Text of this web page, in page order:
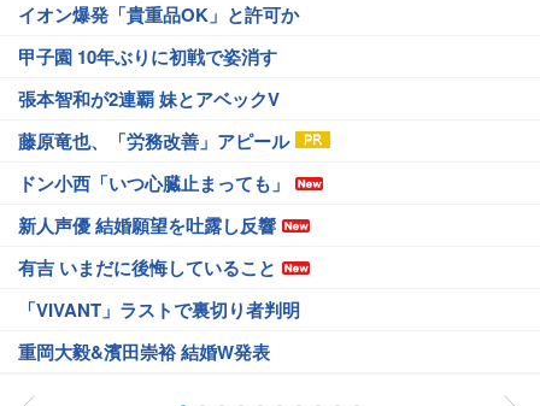
イオン爆発「貴重品OK」と許可か
甲子園 10年ぶりに初戦で姿消す
張本智和が2連覇 妹とアベックV
藤原竜也、「労務改善」アピール
ドン小西「いつ心臓止まっても」
新人声優 結婚願望を吐露し反響
有吉 いまだに後悔していること
「VIVANT」ラストで裏切り者判明
重岡大毅&濱田崇裕 結婚W発表